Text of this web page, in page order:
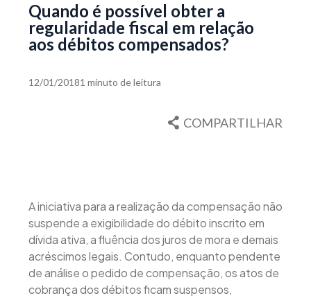
Quando é possível obter a
regularidade fiscal em relação
aos débitos compensados?
12/01/20181 minuto de leitura
COMPARTILHAR
A iniciativa para a realização da compensação não
suspende a exigibilidade do débito inscrito em
dívida ativa, a fluência dos juros de mora e demais
acréscimos legais. Contudo, enquanto pendente
de análise o pedido de compensação, os atos de
cobrança dos débitos ficam suspensos,